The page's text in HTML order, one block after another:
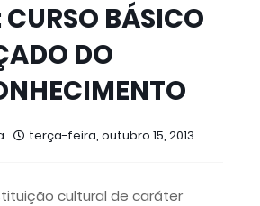
BÁSICO
DO
terça-feira, outubro 15, 2013
cultural de caráter